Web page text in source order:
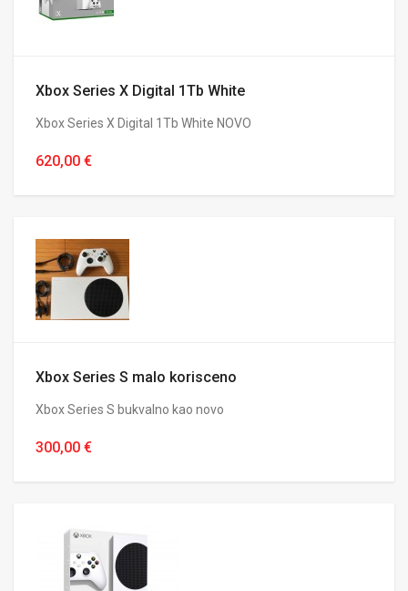
Xbox Series X Digital 1Tb White
Xbox Series X Digital 1Tb White NOVO
620,00 €
Xbox Series S malo korisceno
Xbox Series S bukvalno kao novo
300,00 €